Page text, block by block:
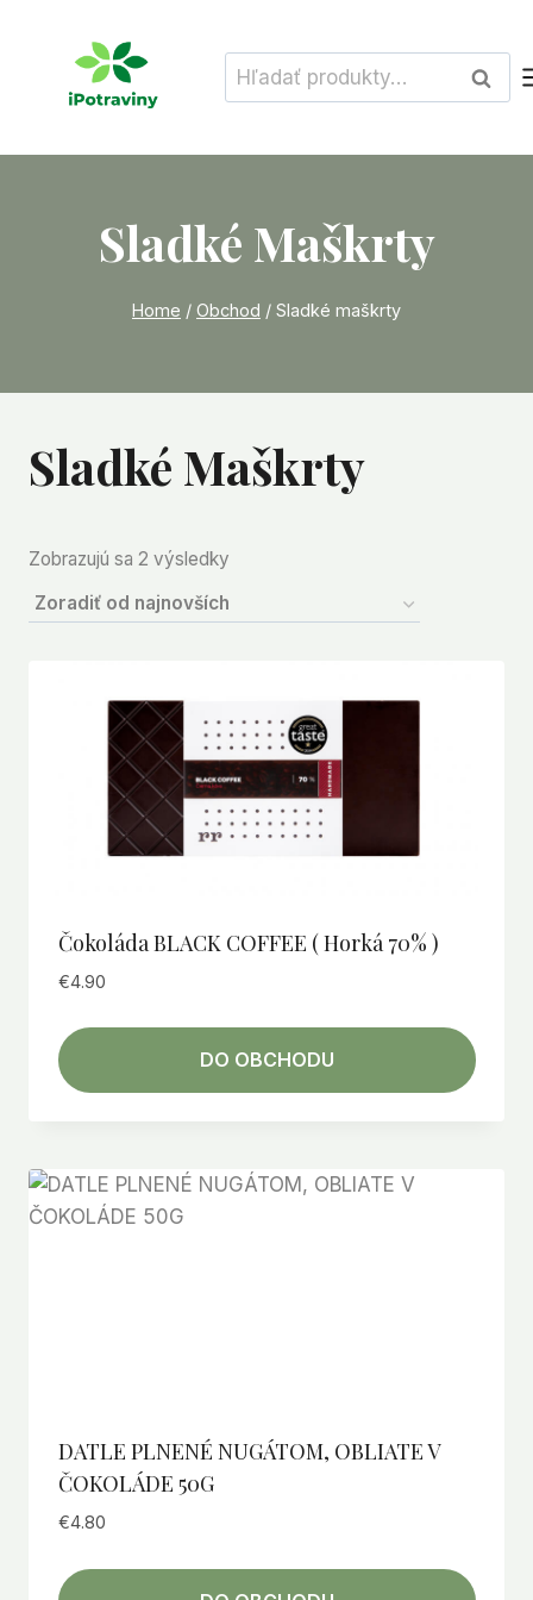
Hľadať:
Sladké Maškrty
Home / Obchod / Sladké maškrty
Sladké Maškrty
Zobrazujú sa 2 výsledky
najnovších
Čokoláda BLACK COFFEE ( Horká 70% )
€4.90
DO OBCHODU
DATLE PLNENÉ NUGÁTOM, OBLIATE V
ČOKOLÁDE 50G
€4.80